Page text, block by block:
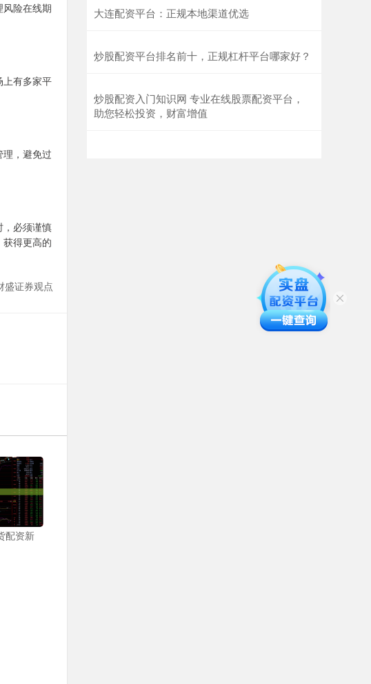
险在线期
上有多家平
，避免过
，必须谨慎
得更高的
盛证券观点
配资新
大连配资平台：正规本地渠道优选
炒股配资平台排名前十，正规杠杆平台哪家好？
炒股配资入门知识网 专业在线股票配资平台，
助您轻松投资，财富增值